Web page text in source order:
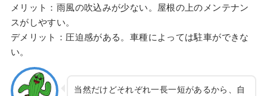
メリット：雨風の吹込みが少ない。屋根の上のメンテナン
スがしやすい。
デメリット：圧迫感がある。車種によっては駐車ができな
い。
当然だけどそれぞれ一長一短があるから、自